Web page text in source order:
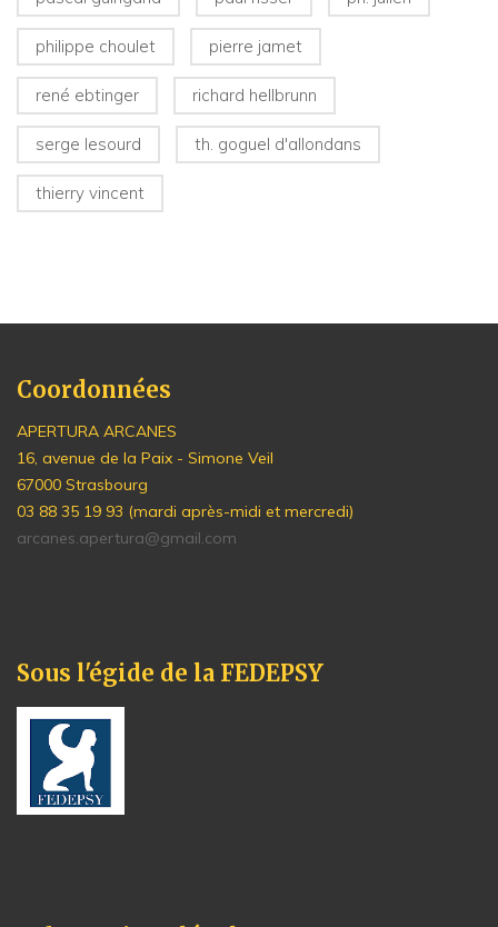
philippe choulet pierre jamet
rené ebtinger richard hellbrunn
serge lesourd th. goguel d'allondans
thierry vincent
Coordonnées
APERTURA ARCANES
16, avenue de la Paix - Simone Veil
67000 Strasbourg
03 88 35 19 93 (mardi après-midi et mercredi)
arcanes.apertura@gmail.com
Sous l'égide de la FEDEPSY